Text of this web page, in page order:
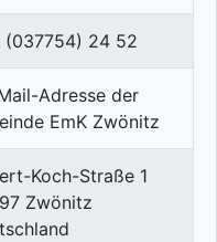
(037754) 24 52
Koch-Straße 1
Zwönitz